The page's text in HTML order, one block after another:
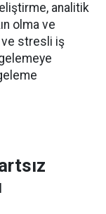
analitik
olma ve
stresli iş